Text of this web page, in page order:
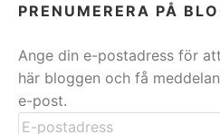
PRENUMERERA PÅ
Ange din e-postadress för
här bloggen och få
e-post.
E-